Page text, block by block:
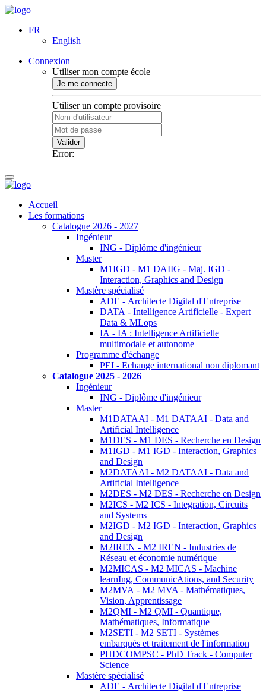
FR
English
Connexion
Utiliser mon compte école
Je me connecte
Utiliser un compte provisoire
Valider
Error:
Accueil
Les formations
Catalogue 2026 - 2027
Ingénieur
ING - Diplôme d'ingénieur
Master
M1IGD - M1 DAIIG - Maj. IGD -
Interaction, Graphics and Design
Mastère spécialisé
ADE - Architecte Digital d'Entreprise
DATA - Intelligence Artificielle - Expert
Data & MLops
IA - IA : Intelligence Artificielle
multimodale et autonome
Programme d'échange
PEI - Echange international non diplomant
Catalogue 2025 - 2026
Ingénieur
ING - Diplôme d'ingénieur
Master
M1DATAAI - M1 DATAAI - Data and
Artificial Intelligence
M1DES - M1 DES - Recherche en Design
M1IGD - M1 IGD - Interaction, Graphics
and Design
M2DATAAI - M2 DATAAI - Data and
Artificial Intelligence
M2DES - M2 DES - Recherche en Design
M2ICS - M2 ICS - Integration, Circuits
and Systems
M2IGD - M2 IGD - Interaction, Graphics
and Design
M2IREN - M2 IREN - Industries de
Réseau et économie numérique
M2MICAS - M2 MICAS - Machine
learnIng, CommunicAtions, and Security
M2MVA - M2 MVA - Mathématiques,
Vision, Apprentissage
M2QMI - M2 QMI - Quantique,
Mathématiques, Informatique
M2SETI - M2 SETI - Systèmes
embarqués et traitement de l'information
PHDCOMPSC - PhD Track - Computer
Science
Mastère spécialisé
ADE - Architecte Digital d'Entreprise